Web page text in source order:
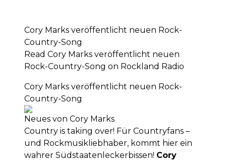
Cory Marks veröffentlicht neuen Rock-
Country-Song
Read Cory Marks veröffentlicht neuen
Rock-Country-Song on Rockland Radio
Cory Marks veröffentlicht neuen Rock-
Country-Song
Neues von Cory Marks
Country is taking over! Für Countryfans –
und Rockmusikliebhaber, kommt hier ein
wahrer Südstaatenleckerbissen! Cory